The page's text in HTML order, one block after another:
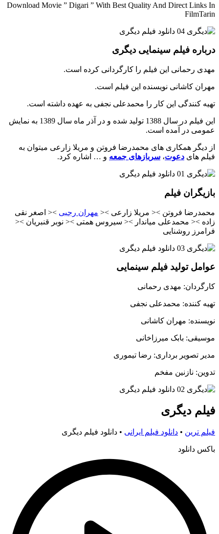
Download Movie ” Digari ” With Best Quality And Direct Links In
FilmTarin
درباره فیلم سینمایی دیگری
مهدی رحمانی این فیلم را کارگردانی کرده است.
مهران کاشانی نویسنده این فیلم است.
تهیه کنندگی این کار را محمدعلی نجفی به عهده داشته است.
این فیلم در سال 1388 تولید شده و در آذر ماه سال 1389 به نمایش
عمومی در آمده است.
از دیگر همکاری های محمدرضا فروتن و مریلا زارعی میتوان به
فیلم های دعوت، سربازهای جمعه و … اشاره کرد.
بازیگران فیلم
محمدرضا فروتن >< مریلا زارعی >< مهران رجبی >< اصغر نقی
زاده >< محمدعلی میاندار >< سیروس همتی >< نوبر قنبریان ><
فرامرز روشنایی
عوامل تولید فیلم سینمایی
کارگردان: مهدی رحمانی
تهیه کننده: محمدعلی نجفی
نویسنده: مهران کاشانی
موسیقی: بابک میرزاخانی
مدیر تصویر برداری: رضا تیموری
تدوین: نازنین مفخم
فیلم دیگری
فیلم ترین • دانلود فیلم ایرانی • دانلود فیلم دیگری
باکس دانلود